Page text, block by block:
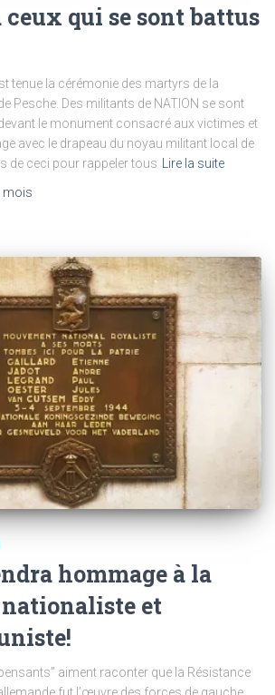
ceux qui se sont battus
tenue la cérémonie des martyrs de la
Pesche. Des militants de NATION se sont
le monument consacré aux victimes et
avec le drapeau du noyau militant local de
de ceci pour rappeler tous
Lire la suite
mois
hommage à la
et
aiment raconter que la Résistance